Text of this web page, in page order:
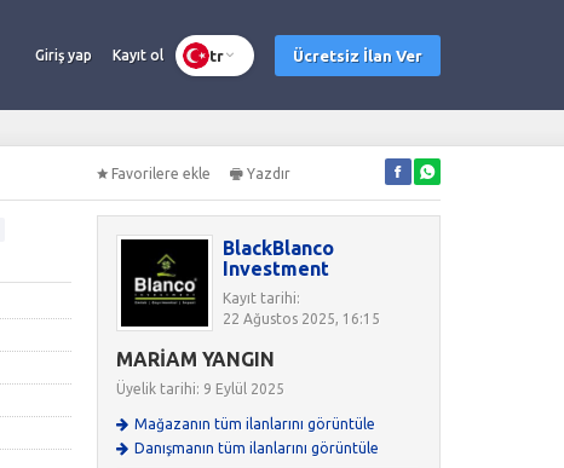
Giriş yap Kayıt ol tr Ücretsiz İlan Ver
Favorilere ekle Yazdır
BlackBlanco
Investment
Kayıt tarihi:
22 Ağustos 2025, 16:15
MARİAM YANGIN
Üyelik tarihi: 9 Eylül 2025
Mağazanın tüm ilanlarını görüntüle
Danışmanın tüm ilanlarını görüntüle